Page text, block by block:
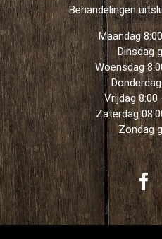
Behandelingen
Maandag
Dinsdag
Woensdag
Vrijdag 8:00
Zaterdag
Zondag